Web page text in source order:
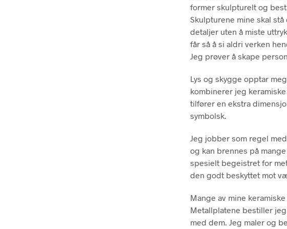
former skulpturelt og
Skulpturene mine skal
detaljer uten å miste
får så å si aldri verken
Jeg prøver å skape
Lys og skygge opptar
kombinerer jeg
tilfører en ekstra
symbolsk.
Jeg jobber som regel
og kan brennes på
spesielt begeistret for
den godt beskyttet mot
Mange av mine
Metallplatene bestiller
med dem. Jeg maler og